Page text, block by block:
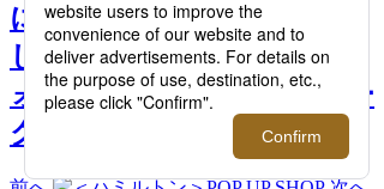
に、伊勢丹新宿店が贈る新
しい「時計」体験を。｜ウ
ォッチコレクターズ ウィー
ク 2026 >>